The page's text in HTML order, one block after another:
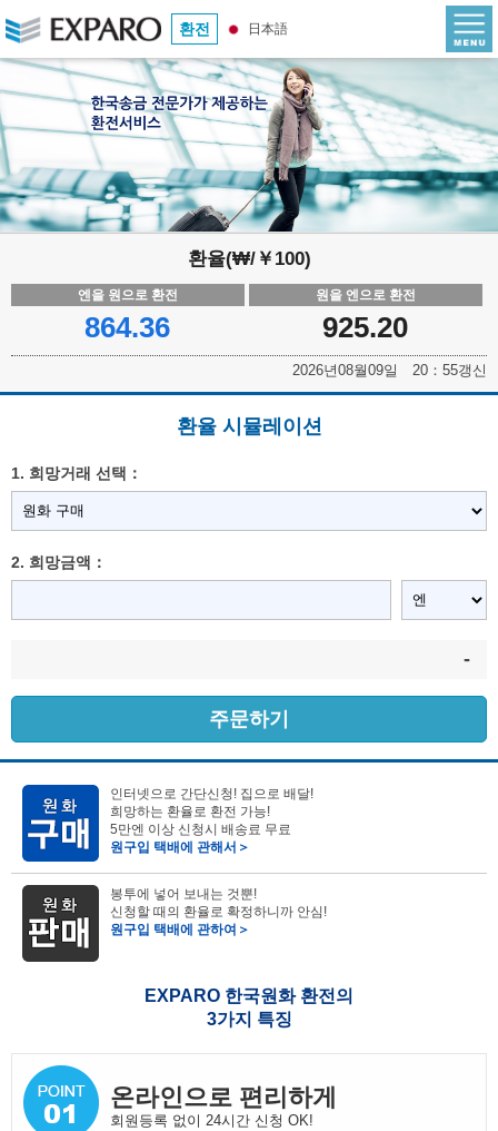
환전 日本語
환율(₩/￥100)
엔을 원으로 환전
864.36
원을 엔으로 환전
925.20
2026년08월09일 20：55갱신
환율 시뮬레이션
1. 희망거래 선택：
2. 희망금액：
-
주문하기
인터넷으로 간단신청! 집으로 배달!
희망하는 환율로 환전 가능!
5만엔 이상 신청시 배송료 무료
원구입 택배에 관해서＞
봉투에 넣어 보내는 것뿐!
신청할 때의 환율로 확정하니까 안심!
원구입 택배에 관하여＞
EXPARO 한국원화 환전의
3가지 특징
온라인으로 편리하게
회원등록 없이 24시간 신청 OK!